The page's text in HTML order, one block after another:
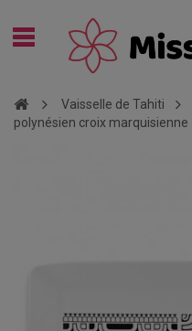
Vaisselle de Tahiti
polynésien croix marquisienne